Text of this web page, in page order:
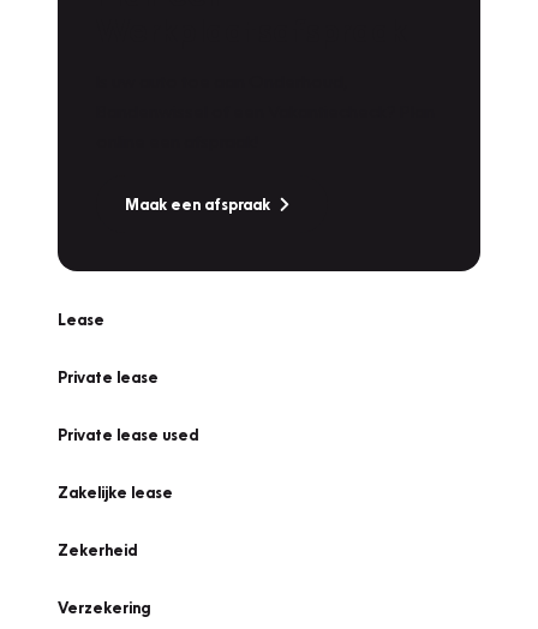
Maak een afspraak
Lease
Private lease
Private lease used
Zakelijke lease
Zekerheid
Verzekering